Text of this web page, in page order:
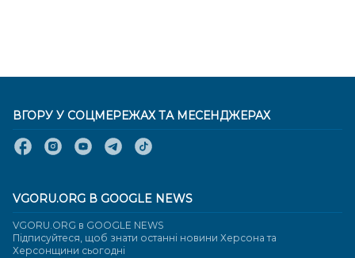
ВГОРУ У СОЦМЕРЕЖАХ ТА МЕСЕНДЖЕРАХ
VGORU.ORG В GOOGLE NEWS
VGORU.ORG в GOOGLE NEWS
Підписуйтеся, щоб знати останні новини Херсона та
Херсонщини сьогодні